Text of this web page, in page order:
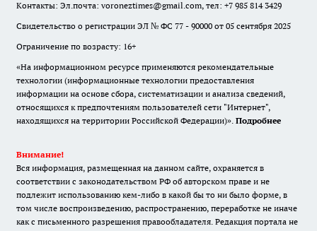
Контакты: Эл.почта: voroneztimes@gmail.com, тел: +7 985 814 3429
Свидетельство о регистрации ЭЛ № ФС 77 - 90000 от 05 сентября 2025
Ограничение по возрасту: 16+
«На информационном ресурсе применяются рекомендательные
технологии (информационные технологии предоставления
информации на основе сбора, систематизации и анализа сведений,
относящихся к предпочтениям пользователей сети "Интернет",
находящихся на территории Российской Федерации)». Подробнее
Внимание!
Вся информация, размещенная на данном сайте, охраняется в
соответствии с законодательством РФ об авторском праве и не
подлежит использованию кем-либо в какой бы то ни было форме, в
том числе воспроизведению, распространению, переработке не иначе
как с письменного разрешения правообладателя. Редакция портала не